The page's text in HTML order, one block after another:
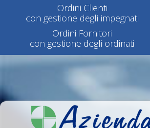
Ordini Clienti
con gestione degli impegnati
Ordini Fornitori
con gestione degli ordinati